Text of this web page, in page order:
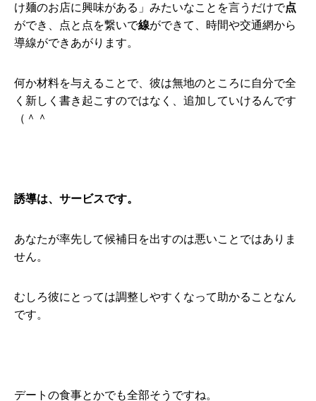
け麺のお店に興味がある」みたいなことを言うだけで点
ができ、点と点を繋いで線ができて、時間や交通網から
導線ができあがります。
何か材料を与えることで、彼は無地のところに自分で全
く新しく書き起こすのではなく、追加していけるんです
（＾＾
誘導は、サービスです。
あなたが率先して候補日を出すのは悪いことではありま
せん。
むしろ彼にとっては調整しやすくなって助かることなん
です。
デートの食事とかでも全部そうですね。